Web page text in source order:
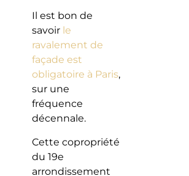
Il est bon de
savoir le
ravalement de
façade est
obligatoire à Paris,
sur une
fréquence
décennale.
Cette copropriété
du 19e
arrondissement